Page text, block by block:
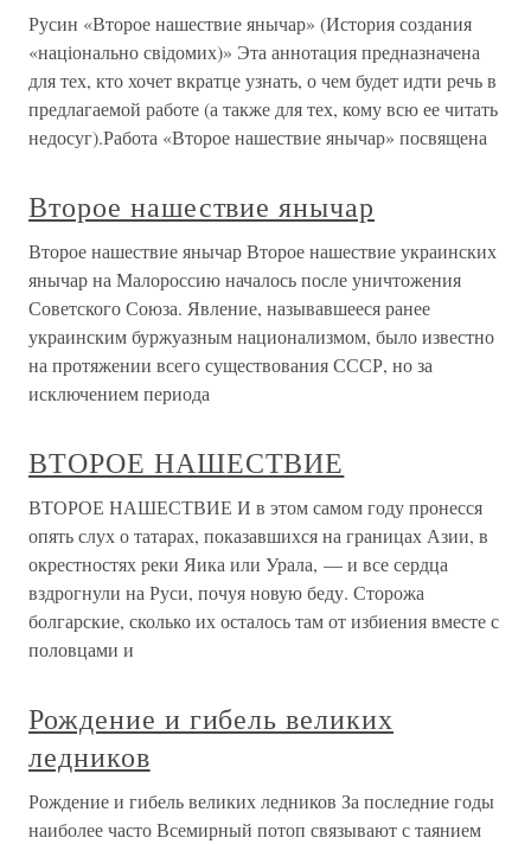
Русин «Второе нашествие янычар» (История создания
«національно свідомих)» Эта аннотация предназначена
для тех, кто хочет вкратце узнать, о чем будет идти речь в
предлагаемой работе (а также для тех, кому всю ее читать
недосуг).Работа «Второе нашествие янычар» посвящена
Второе нашествие янычар
Второе нашествие янычар Второе нашествие украинских
янычар на Малороссию началось после уничтожения
Советского Союза. Явление, называвшееся ранее
украинским буржуазным национализмом, было известно
на протяжении всего существования СССР, но за
исключением периода
ВТОРОЕ НАШЕСТВИЕ
ВТОРОЕ НАШЕСТВИЕ И в этом самом году пронесся
опять слух о татарах, показавшихся на границах Азии, в
окрестностях реки Яика или Урала, — и все сердца
вздрогнули на Руси, почуя новую беду. Сторожа
болгарские, сколько их осталось там от избиения вместе с
половцами и
Рождение и гибель великих
ледников
Рождение и гибель великих ледников За последние годы
наиболее часто Всемирный потоп связывают с таянием